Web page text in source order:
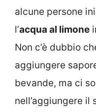
alcune persone
l’acqua al limone
Non c’è dubbio
aggiungere
bevande, ma ci
nell’aggiungere il